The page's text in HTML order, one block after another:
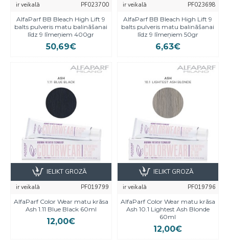
ir veikalā
PF023700
AlfaParf BB Bleach High Lift 9
balts pulveris matu balināšanai
līdz 9 līmeņiem 400gr
50,69€
ir veikalā
PF023698
AlfaParf BB Bleach High Lift 9
balts pulveris matu balināšanai
līdz 9 līmeņiem 50gr
6,63€
ir veikalā
PF019799
AlfaParf Color Wear matu krāsa
Ash 1.11 Blue Black 60ml
12,00€
IELIKT GROZĀ
ir veikalā
PF019796
AlfaParf Color Wear matu krāsa
Ash 10.1 Lightest Ash Blonde
60ml
12,00€
IELIKT GROZĀ